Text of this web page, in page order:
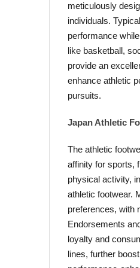
meticulously
individuals.
performance
like basketball,
provide an
enhance athletic
pursuits.
Japan Athletic
The athletic
affinity for sports,
physical activity,
athletic footwear.
preferences, with
Endorsements
loyalty and
lines, further